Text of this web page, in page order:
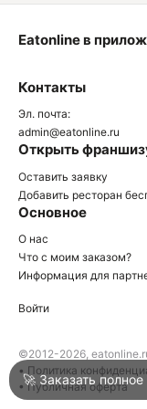
Войти
Написать в
Контакты
Эл. почта:
admin@eatonline.ru
Открыть
Оставить заявку
Добавить ресторан
Основное
О нас
Что с моим заказом?
Информация для
Eatonline в
Войти
©2012-2026,
• Политика
• Публичная оферта
🚀 Заказать